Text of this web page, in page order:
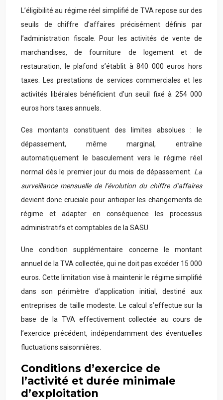
L’éligibilité au régime réel simplifié de TVA repose sur des
seuils de chiffre d’affaires précisément définis par
l’administration fiscale. Pour les activités de vente de
marchandises, de fourniture de logement et de
restauration, le plafond s’établit à 840 000 euros hors
taxes. Les prestations de services commerciales et les
activités libérales bénéficient d’un seuil fixé à 254 000
euros hors taxes annuels.
Ces montants constituent des limites absolues : le
dépassement, même marginal, entraîne
automatiquement le basculement vers le régime réel
normal dès le premier jour du mois de dépassement. La
surveillance mensuelle de l’évolution du chiffre d’affaires
devient donc cruciale pour anticiper les changements de
régime et adapter en conséquence les processus
administratifs et comptables de la SASU.
Une condition supplémentaire concerne le montant
annuel de la TVA collectée, qui ne doit pas excéder 15 000
euros. Cette limitation vise à maintenir le régime simplifié
dans son périmètre d’application initial, destiné aux
entreprises de taille modeste. Le calcul s’effectue sur la
base de la TVA effectivement collectée au cours de
l’exercice précédent, indépendamment des éventuelles
fluctuations saisonnières.
Conditions d’exercice de
l’activité et durée minimale
d’exploitation